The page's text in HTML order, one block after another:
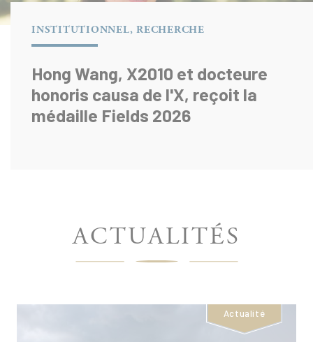
INSTITUTIONNEL, RECHERCHE
Hong Wang, X2010 et docteure
honoris causa de l'X, reçoit la
médaille Fields 2026
ÉCOLE
POLYTECHNIQUE
-
ACTUALITÉS
Actualité